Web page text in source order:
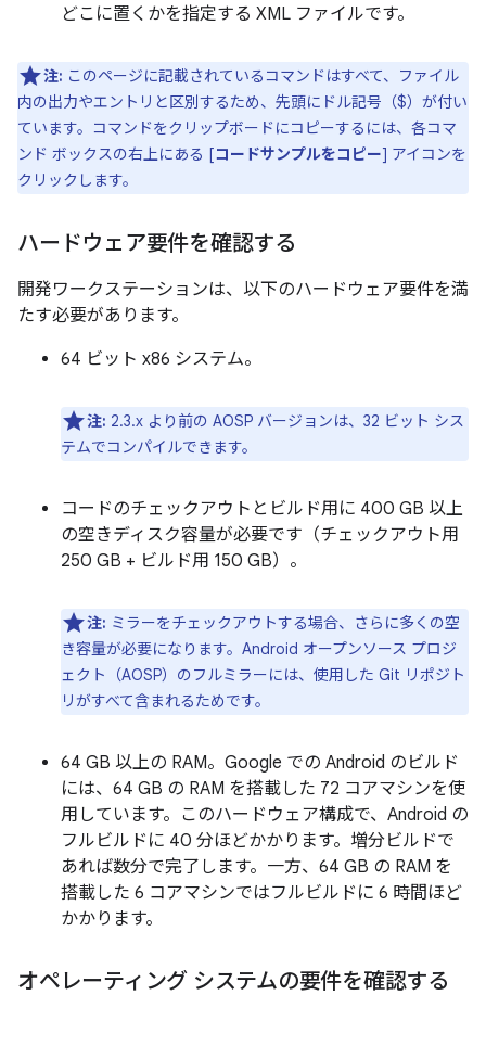
どこに置くかを指定する XML ファイルです。
注: このページに記載されているコマンドはすべて、ファイル
内の出力やエントリと区別するため、先頭にドル記号（$）が付い
ています。コマンドをクリップボードにコピーするには、各コマ
ンド ボックスの右上にある [コードサンプルをコピー] アイコンを
クリックします。
ハードウェア要件を確認する
開発ワークステーションは、以下のハードウェア要件を満
たす必要があります。
64 ビット x86 システム。
注: 2.3.x より前の AOSP バージョンは、32 ビット シス
テムでコンパイルできます。
コードのチェックアウトとビルド用に 400 GB 以上
の空きディスク容量が必要です（チェックアウト用
250 GB + ビルド用 150 GB）。
注: ミラーをチェックアウトする場合、さらに多くの空
き容量が必要になります。Android オープンソース プロジ
ェクト（AOSP）のフルミラーには、使用した Git リポジト
リがすべて含まれるためです。
64 GB 以上の RAM。Google での Android のビルド
には、64 GB の RAM を搭載した 72 コアマシンを使
用しています。このハードウェア構成で、Android の
フルビルドに 40 分ほどかかります。増分ビルドで
あれば数分で完了します。一方、64 GB の RAM を
搭載した 6 コアマシンではフルビルドに 6 時間ほど
かかります。
オペレーティング システムの要件を確認する